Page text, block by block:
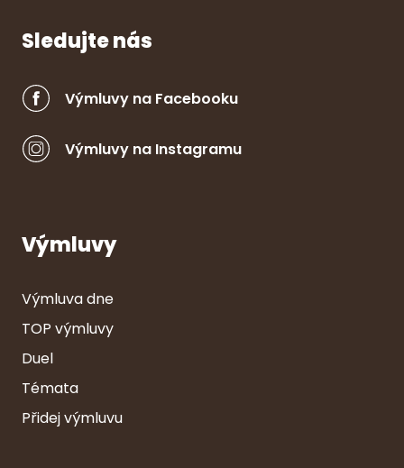
Sledujte nás
Výmluvy na Facebooku
Výmluvy na Instagramu
Výmluvy
Výmluva dne
TOP výmluvy
Duel
Témata
Přidej výmluvu